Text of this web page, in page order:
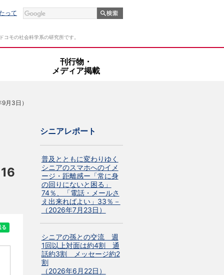
って
モの社会科学系の研究所です。
刊行物・
メディア掲載
月3日）
シニアレポート
普及とともに変わりゆく
シニアのスマホへのイメ
ージ・距離感ー「常に身
の回りにないと困る」
74％、「電話・メールさ
え出来ればよい」33％－
（2026年7月23日）
シニアの孫との交流 週
1回以上対面は約4割 通
話約3割 メッセージ約2
割
（2026年6月22日）